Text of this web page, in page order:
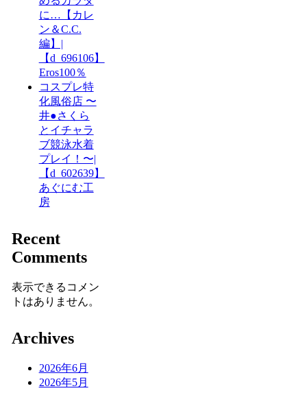
に…【カレ
ン＆C.C.
編】|
【d_696106】
Eros100％
コスプレ特
化風俗店 〜
井●さくら
とイチャラ
ブ競泳水着
プレイ！〜|
【d_602639】
あぐにむ工
房
Recent
Comments
表示できるコメン
トはありません。
Archives
2026年6月
2026年5月